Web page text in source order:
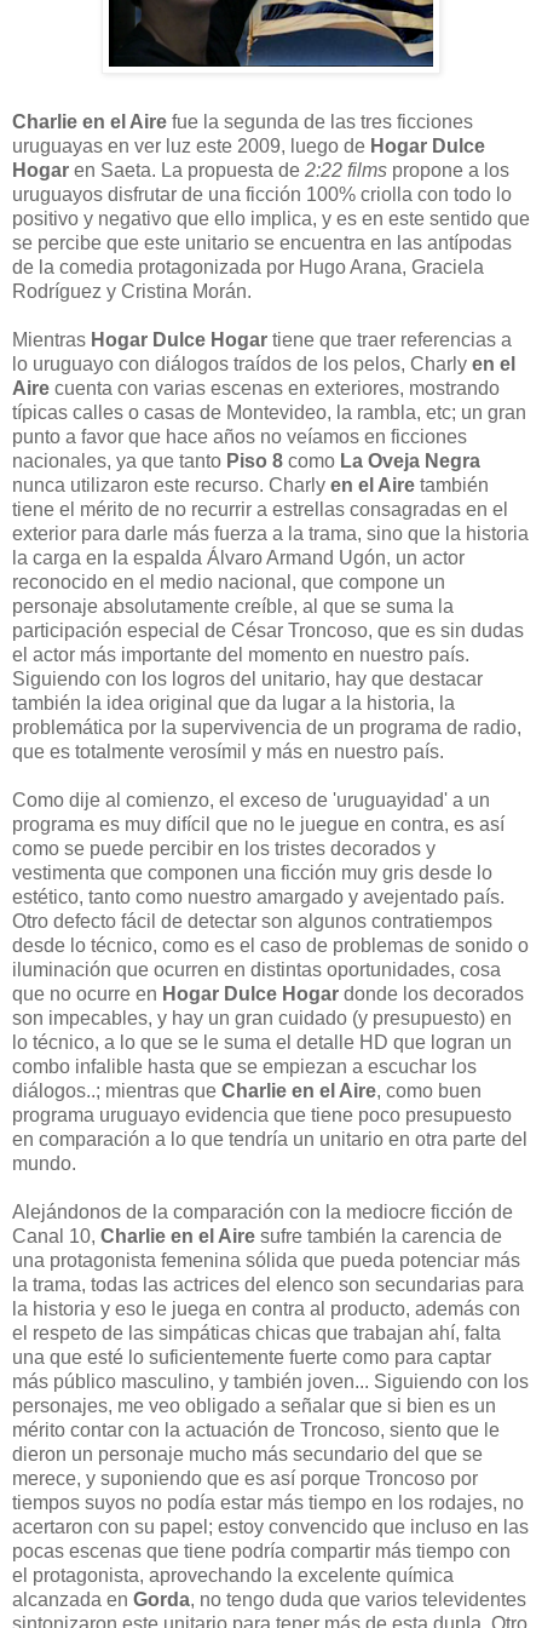
Charlie en el Aire fue la segunda de las tres ficciones
uruguayas en ver luz este 2009, luego de Hogar Dulce
Hogar en Saeta. La propuesta de 2:22 films propone a los
uruguayos disfrutar de una ficción 100% criolla con todo lo
positivo y negativo que ello implica, y es en este sentido que
se percibe que este unitario se encuentra en las antípodas
de la comedia protagonizada por Hugo Arana, Graciela
Rodríguez y Cristina Morán.
Mientras Hogar Dulce Hogar tiene que traer referencias a
lo uruguayo con diálogos traídos de los pelos, Charly en el
Aire cuenta con varias escenas en exteriores, mostrando
típicas calles o casas de Montevideo, la rambla, etc; un gran
punto a favor que hace años no veíamos en ficciones
nacionales, ya que tanto Piso 8 como La Oveja Negra
nunca utilizaron este recurso. Charly en el Aire también
tiene el mérito de no recurrir a estrellas consagradas en el
exterior para darle más fuerza a la trama, sino que la historia
la carga en la espalda Álvaro Armand Ugón, un actor
reconocido en el medio nacional, que compone un
personaje absolutamente creíble, al que se suma la
participación especial de César Troncoso, que es sin dudas
el actor más importante del momento en nuestro país.
Siguiendo con los logros del unitario, hay que destacar
también la idea original que da lugar a la historia, la
problemática por la supervivencia de un programa de radio,
que es totalmente verosímil y más en nuestro país.
Como dije al comienzo, el exceso de 'uruguayidad' a un
programa es muy difícil que no le juegue en contra, es así
como se puede percibir en los tristes decorados y
vestimenta que componen una ficción muy gris desde lo
estético, tanto como nuestro amargado y avejentado país.
Otro defecto fácil de detectar son algunos contratiempos
desde lo técnico, como es el caso de problemas de sonido o
iluminación que ocurren en distintas oportunidades, cosa
que no ocurre en Hogar Dulce Hogar donde los decorados
son impecables, y hay un gran cuidado (y presupuesto) en
lo técnico, a lo que se le suma el detalle HD que logran un
combo infalible hasta que se empiezan a escuchar los
diálogos..; mientras que Charlie en el Aire, como buen
programa uruguayo evidencia que tiene poco presupuesto
en comparación a lo que tendría un unitario en otra parte del
mundo.
Alejándonos de la comparación con la mediocre ficción de
Canal 10, Charlie en el Aire sufre también la carencia de
una protagonista femenina sólida que pueda potenciar más
la trama, todas las actrices del elenco son secundarias para
la historia y eso le juega en contra al producto, además con
el respeto de las simpáticas chicas que trabajan ahí, falta
una que esté lo suficientemente fuerte como para captar
más público masculino, y también joven... Siguiendo con los
personajes, me veo obligado a señalar que si bien es un
mérito contar con la actuación de Troncoso, siento que le
dieron un personaje mucho más secundario del que se
merece, y suponiendo que es así porque Troncoso por
tiempos suyos no podía estar más tiempo en los rodajes, no
acertaron con su papel; estoy convencido que incluso en las
pocas escenas que tiene podría compartir más tiempo con
el protagonista, aprovechando la excelente química
alcanzada en Gorda, no tengo duda que varios televidentes
sintonizaron este unitario para tener más de esta dupla. Otro